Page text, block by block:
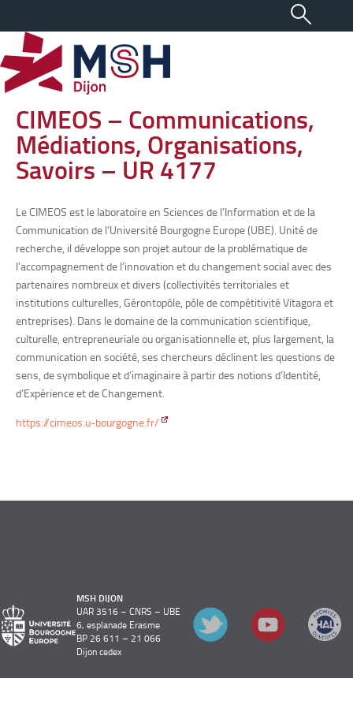
CIMEOS – Communications,
Médiations, Organisations,
Savoirs – UR 4177
Le CIMEOS est le laboratoire en Sciences de l’Information et de la
Communication de l’Université Bourgogne Europe (UBE). Unité de
recherche, il développe son projet autour de la problématique de
l’accompagnement de l’innovation et du changement social avec des
partenaires nombreux et divers (collectivités territoriales et
institutions culturelles, Gérontopôle, pôle de compétitivité Vitagora et
entreprises). Dans le domaine de la communication scientifique,
culturelle, entrepreneuriale ou organisationnelle et, plus largement, la
communication en société, ses chercheurs déclinent les questions de
sens, de symbolique et d’imaginaire à partir des notions d’Identité,
d’Expérience et de Changement.
https://cimeos.u-bourgogne.fr/
MSH DIJON
UAR 3516 – CNRS – UBE
6, esplanade Erasme
BP 26 611 – 21 066
Dijon cedex